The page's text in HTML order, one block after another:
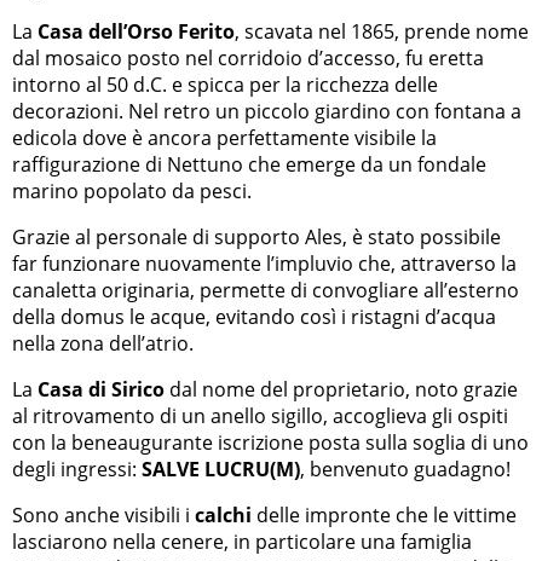
La Casa dell’Orso Ferito, scavata nel 1865, prende nome
dal mosaico posto nel corridoio d’accesso, fu eretta
intorno al 50 d.C. e spicca per la ricchezza delle
decorazioni. Nel retro un piccolo giardino con fontana a
edicola dove è ancora perfettamente visibile la
raffigurazione di Nettuno che emerge da un fondale
marino popolato da pesci.
Grazie al personale di supporto Ales, è stato possibile
far funzionare nuovamente l’impluvio che, attraverso la
canaletta originaria, permette di convogliare all’esterno
della domus le acque, evitando così i ristagni d’acqua
nella zona dell’atrio.
La Casa di Sirico dal nome del proprietario, noto grazie
al ritrovamento di un anello sigillo, accoglieva gli ospiti
con la beneaugurante iscrizione posta sulla soglia di uno
degli ingressi: SALVE LUCRU(M), benvenuto guadagno!
Sono anche visibili i calchi delle impronte che le vittime
lasciarono nella cenere, in particolare una famiglia